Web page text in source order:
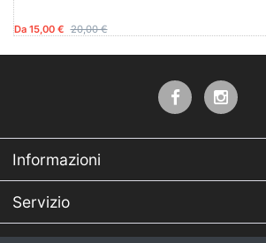
Da 15,00 € 20,00 €
Informazioni
Servizio